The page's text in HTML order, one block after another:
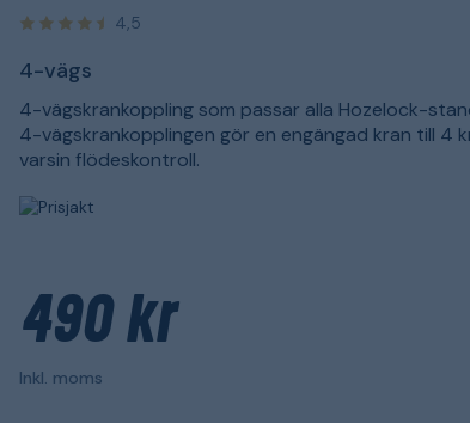
4,5
4-vägs
4-vägskrankoppling som passar alla Hozelock-
4-vägskrankopplingen gör en engängad kran till 4
varsin flödeskontroll.
490 kr
Inkl. moms